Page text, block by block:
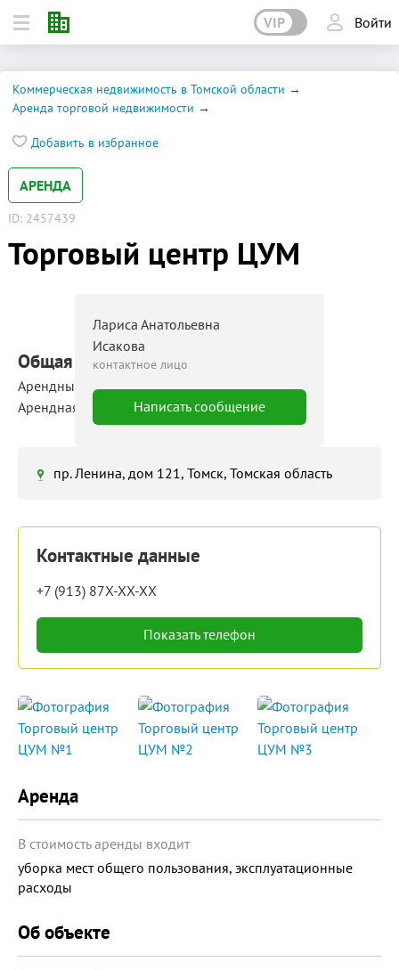
VIP Войти
Коммерческая недвижимость в Томской области
Аренда торговой недвижимости
Добавить в избранное
АРЕНДА
ID: 2457439
Торговый центр ЦУМ
Лариса Анатольевна
Исакова
контактное лицо
Написать сообщение
Общая площадь: 12 500 м²
Арендные площади: 10 ‒ 1 000 м²
Арендная ставка: 1 000 ‒ 5 000 руб./м²/мес
пр. Ленина, дом 121, Томск, Томская область
Контактные данные
+7 (913) 87X-XX-XX
Показать телефон
Аренда
В стоимость аренды входит
уборка мест общего пользования, эксплуатационные
расходы
Об объекте